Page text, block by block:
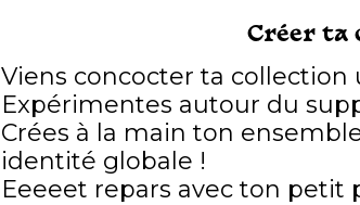
Créer ta
Viens concocter ta collection
Expérimentes autour du
Crées à la main ton
identité globale !
Eeeeet repars avec ton petit